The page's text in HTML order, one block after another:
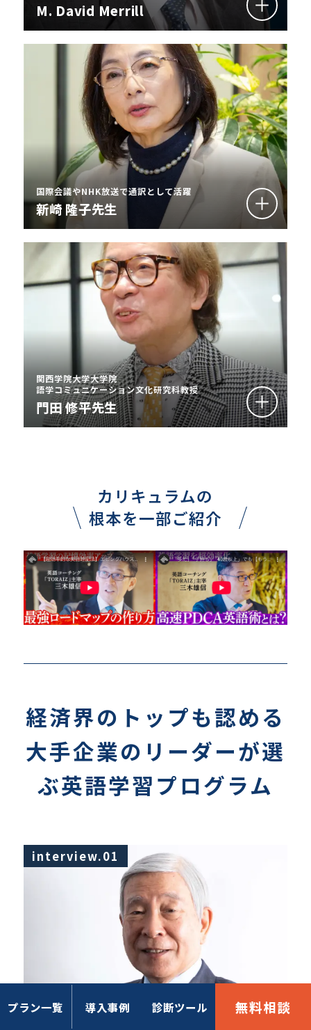
プラン一覧 導入事例 診断ツール 無料相談
M. David Merrill
国際会議やNHK放送で通訳として活躍
新崎 隆子先生
関西学院大学大学院
語学コミュニケーション文化研究科教授
門田 修平先生
カリキュラムの
根本を一部ご紹介
経済界のトップも認める
大手企業のリーダーが選
ぶ英語学習プログラム
interview.01